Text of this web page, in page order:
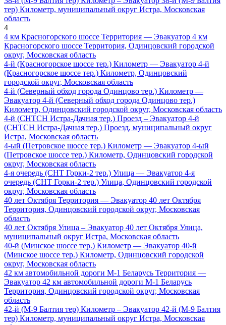
тер) Километр, муниципальный округ Истра, Московская
область
4
4 км Красногорского шоссе Территория — Эвакуатор 4 км
Красногорского шоссе Территория, Одинцовский городской
округ, Московская область
4-й (Красногорское шоссе тер.) Километр — Эвакуатор 4-й
(Красногорское шоссе тер.) Километр, Одинцовский
городской округ, Московская область
4-й (Северный обход города Одинцово тер.) Километр —
Эвакуатор 4-й (Северный обход города Одинцово тер.)
Километр, Одинцовский городской округ, Московская область
4-й (СНТСН Истра-Дачная тер.) Проезд – Эвакуатор 4-й
(СНТСН Истра-Дачная тер.) Проезд, муниципальный округ
Истра, Московская область
4-ый (Петровское шоссе тер.) Километр — Эвакуатор 4-ый
(Петровское шоссе тер.) Километр, Одинцовский городской
округ, Московская область
4-я очередь (СНТ Горки-2 тер.) Улица — Эвакуатор 4-я
очередь (СНТ Горки-2 тер.) Улица, Одинцовский городской
округ, Московская область
40 лет Октября Территория — Эвакуатор 40 лет Октября
Территория, Одинцовский городской округ, Московская
область
40 лет Октября Улица – Эвакуатор 40 лет Октября Улица,
муниципальный округ Истра, Московская область
40-й (Минское шоссе тер.) Километр — Эвакуатор 40-й
(Минское шоссе тер.) Километр, Одинцовский городской
округ, Московская область
42 км автомобильной дороги М-1 Беларусь Территория —
Эвакуатор 42 км автомобильной дороги М-1 Беларусь
Территория, Одинцовский городской округ, Московская
область
42-й (М-9 Балтия тер) Километр – Эвакуатор 42-й (М-9 Балтия
тер) Километр, муниципальный округ Истра, Московская